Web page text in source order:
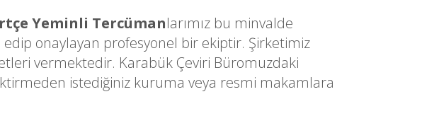
Yeminli Tercümanlarımız bu minvalde
onaylayan profesyonel bir ekiptir. Şirketimiz
vermektedir. Karabük Çeviri Büromuzdaki
istediğiniz kuruma veya resmi makamlara